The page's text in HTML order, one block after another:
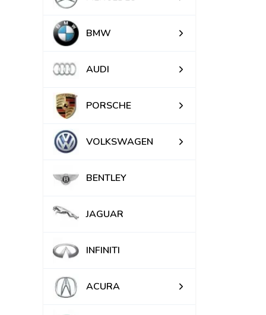
BMW
AUDI
PORSCHE
VOLKSWAGEN
BENTLEY
JAGUAR
INFINITI
ACURA